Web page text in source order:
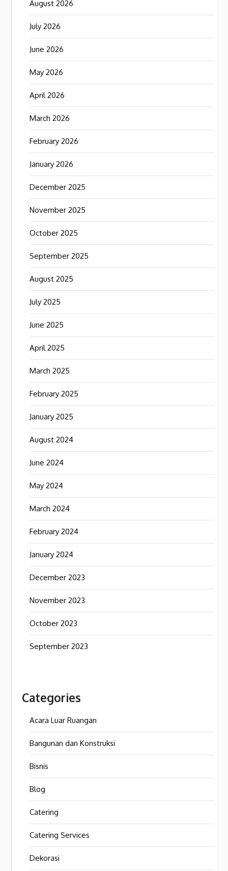
August 2026
July 2026
June 2026
May 2026
April 2026
March 2026
February 2026
January 2026
December 2025
November 2025
October 2025
September 2025
August 2025
July 2025
June 2025
April 2025
March 2025
February 2025
January 2025
August 2024
June 2024
May 2024
March 2024
February 2024
January 2024
December 2023
November 2023
October 2023
September 2023
Categories
Acara Luar Ruangan
Bangunan dan Konstruksi
Bisnis
Blog
Catering
Catering Services
Dekorasi